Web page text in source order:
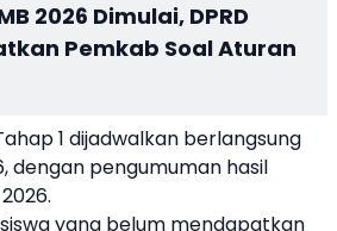
2026 Dimulai, DPRD
Pemkab Soal Aturan
1 dijadwalkan berlangsung
dengan pengumuman hasil
yang belum mendapatkan